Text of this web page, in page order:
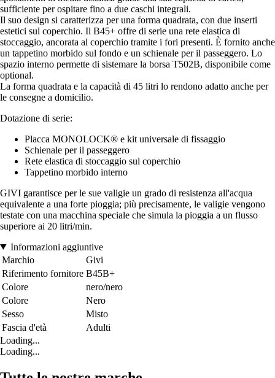
sufficiente per ospitare fino a due caschi integrali.
Il suo design si caratterizza per una forma quadrata, con due inserti
estetici sul coperchio. Il B45+ offre di serie una rete elastica di
stoccaggio, ancorata al coperchio tramite i fori presenti. È fornito anche
un tappetino morbido sul fondo e un schienale per il passeggero. Lo
spazio interno permette di sistemare la borsa T502B, disponibile come
optional.
La forma quadrata e la capacità di 45 litri lo rendono adatto anche per
le consegne a domicilio.
Dotazione di serie:
Placca MONOLOCK® e kit universale di fissaggio
Schienale per il passeggero
Rete elastica di stoccaggio sul coperchio
Tappetino morbido interno
GIVI garantisce per le sue valigie un grado di resistenza all'acqua
equivalente a una forte pioggia; più precisamente, le valigie vengono
testate con una macchina speciale che simula la pioggia a un flusso
superiore ai 20 litri/min.
Informazioni aggiuntive
Marchio
Givi
Riferimento fornitore B45B+
Colore
nero/nero
Colore
Nero
Sesso
Misto
Fascia d'età
Adulti
Loading...
Loading...